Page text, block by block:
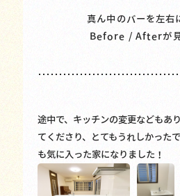
真ん中のバーを左右
Before / Afterが見
途中で、キッチンの変更などもあ
てくださり、とてもうれしかった
も気に入った家になりました！